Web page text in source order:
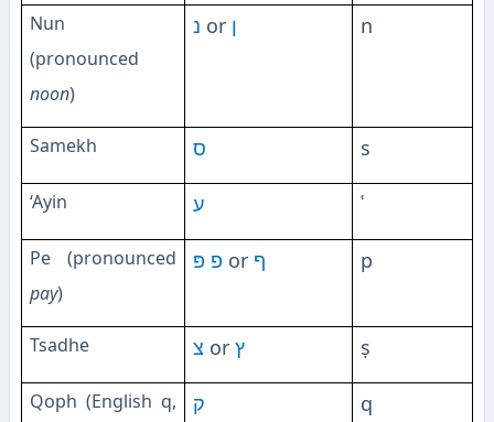
Nun
(pronounced
noon)
נ or ן n
Samekh ס s
‘Ayin ע ʿ
Pe (pronounced
pay)
פ פּ or ף p
Tsadhe צ or ץ ṣ
Qoph (English q,
ק q